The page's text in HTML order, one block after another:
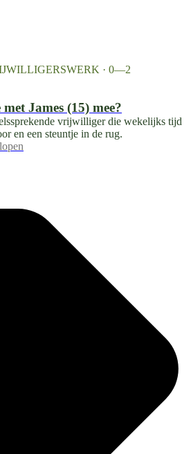
· 0—2
James (15) mee?
vrijwilliger die wekelijks tijd
en een steuntje in de rug.